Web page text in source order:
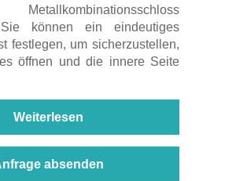
Sie können ein eindeutiges
festlegen, um sicherzustellen,
öffnen und die innere Seite
Weiterlesen
absenden